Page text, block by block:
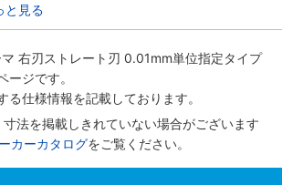
と見る
右刃ストレート刃 0.01mm単位指定タイプ
ジです。
仕様情報を記載しております。
法を掲載しきれていない場合がございます
カーカタログをご覧ください。